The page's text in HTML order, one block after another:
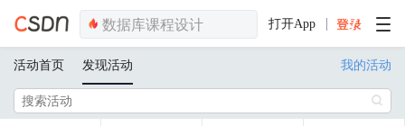
打开App
活动首页 发现活动 我的活动
